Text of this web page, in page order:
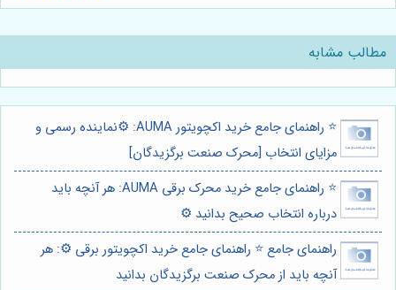
مطالب مشابه
⭐️ راهنمای جامع خرید اکچویتور AUMA: ⚙️نماینده رسمی و
مزایای انتخاب [محرک صنعت برگزیدگان]
⭐️ راهنمای جامع خرید محرک برقی AUMA: هر آنچه باید
درباره انتخاب صحیح بدانید ⚙️
راهنمای جامع ⭐️ راهنمای جامع خرید اکچویتور برقی ⚙️: هر
آنچه باید از محرک صنعت برگزیدگان بدانید